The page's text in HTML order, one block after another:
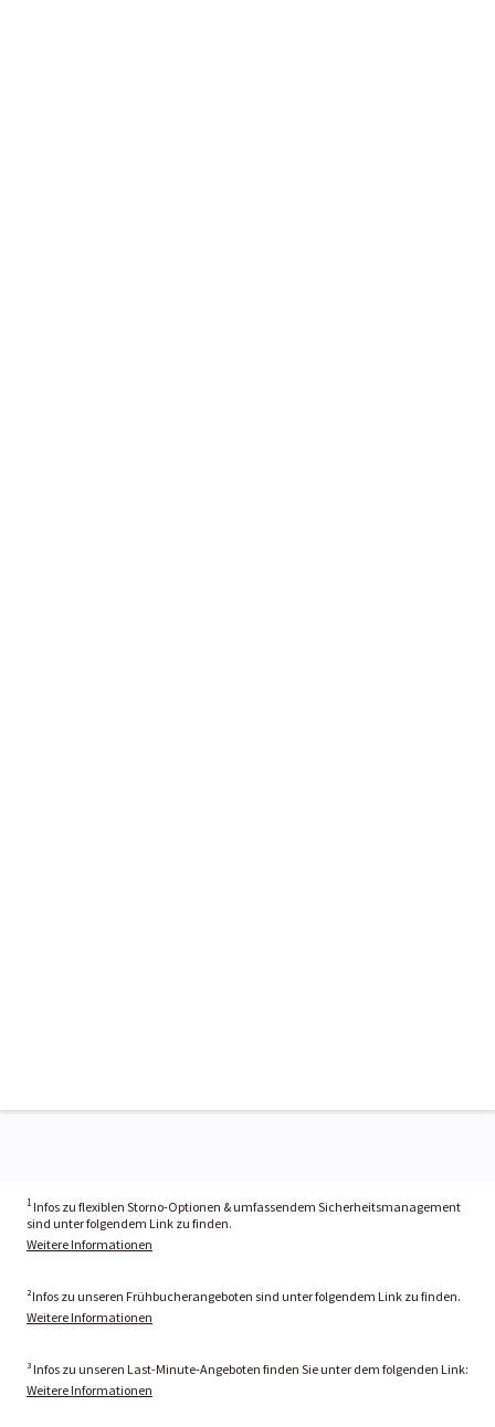
1 Infos zu flexiblen Storno-Optionen & umfassendem Sicherheitsmanagement
sind unter folgendem Link zu finden.
Weitere Informationen
²Infos zu unseren Frühbucherangeboten sind unter folgendem Link zu finden.
Weitere Informationen
³ Infos zu unseren Last-Minute-Angeboten finden Sie unter dem folgenden Link:
Weitere Informationen